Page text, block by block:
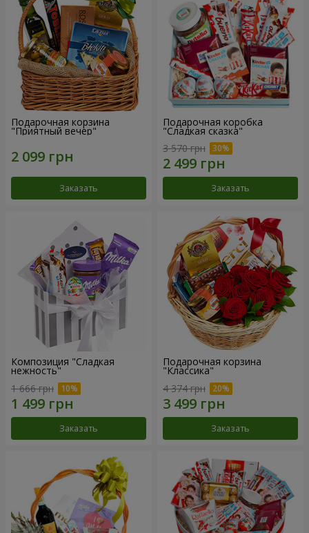
Подарочная корзина
"Приятный вечер"
Заказать
Подарочная коробка
"Сладкая сказка"
3 570 грн
Заказать
Композиция "Сладкая
нежность"
1 666 грн
Заказать
Подарочная корзина
"Классика"
4 374 грн
Заказать